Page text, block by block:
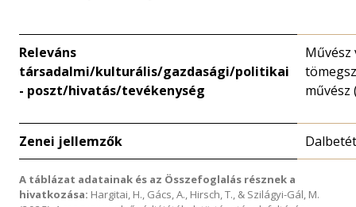
Releváns
társadalmi/kulturális/gazdasági/politikai
- poszt/hivatás/tevékenység
Művész
művész
Zenei jellemzők Dalbetét
A táblázat adatainak és az Összefoglalás résznek a
hivatkozása: Hargitai, H., Gács, A., Hirsch, T., & Szilágyi-Gál, M.